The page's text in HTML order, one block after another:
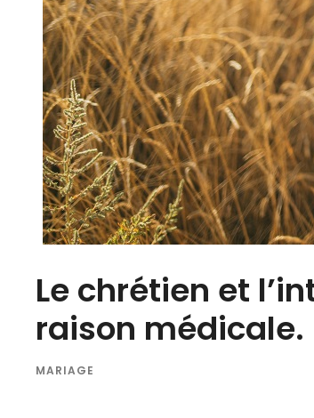
Le chrétien et
raison médicale.
MARIAGE